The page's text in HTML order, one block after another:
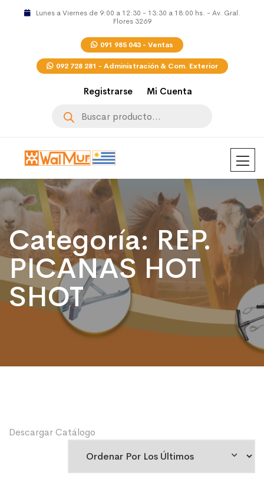
Lunes a Viernes de 9:00 a 12:30 - 13:30 a 18:00 hs. - Av. Gral.
Flores 3269
091 985 043 - Ventas
092 728 281 - Administración & Com. Exterior
Registrarse Mi Cuenta
Categoría: REP.
PICANAS HOT
SHOT
Descargar Catálogo